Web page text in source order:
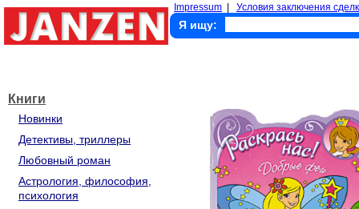
Impressum Условия заключения
Я ищу:
Книги
Новинки
Детективы, триллеры
Любовный роман
Астрология, философия,
психология